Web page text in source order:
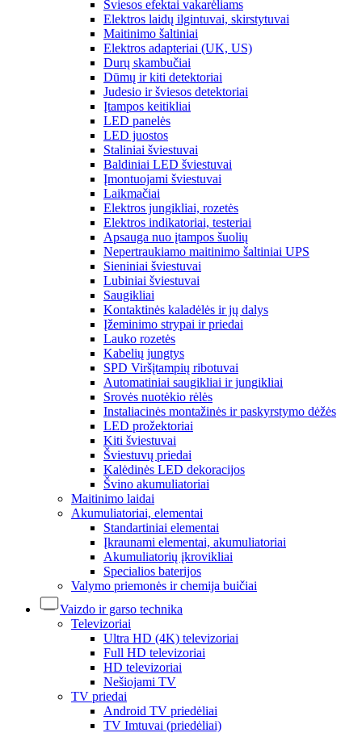
Šviesos efektai vakarėliams
Elektros laidų ilgintuvai, skirstytuvai
Maitinimo šaltiniai
Elektros adapteriai (UK, US)
Durų skambučiai
Dūmų ir kiti detektoriai
Judesio ir šviesos detektoriai
Įtampos keitikliai
LED panelės
LED juostos
Staliniai šviestuvai
Baldiniai LED šviestuvai
Įmontuojami šviestuvai
Laikmačiai
Elektros jungikliai, rozetės
Elektros indikatoriai, testeriai
Apsauga nuo įtampos šuolių
Nepertraukiamo maitinimo šaltiniai UPS
Sieniniai šviestuvai
Lubiniai šviestuvai
Saugikliai
Kontaktinės kaladėlės ir jų dalys
Įžeminimo strypai ir priedai
Lauko rozetės
Kabelių jungtys
SPD Viršįtampių ribotuvai
Automatiniai saugikliai ir jungikliai
Srovės nuotėkio rėlės
Instaliacinės montažinės ir paskyrstymo dėžės
LED prožektoriai
Kiti šviestuvai
Šviestuvų priedai
Kalėdinės LED dekoracijos
Švino akumuliatoriai
Maitinimo laidai
Akumuliatoriai, elementai
Standartiniai elementai
Įkraunami elementai, akumuliatoriai
Akumuliatorių įkrovikliai
Specialios baterijos
Valymo priemonės ir chemija buičiai
Vaizdo ir garso technika
Televizoriai
Ultra HD (4K) televizoriai
Full HD televizoriai
HD televizoriai
Nešiojami TV
TV priedai
Android TV priedėliai
TV Imtuvai (priedėliai)